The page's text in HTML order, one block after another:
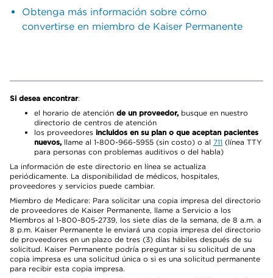
Obtenga más información sobre cómo
convertirse en miembro de Kaiser Permanente
Si desea encontrar:
el horario de atención de un proveedor, busque en nuestro
directorio de centros de atención
los proveedores incluidos en su plan o que aceptan pacientes
nuevos, llame al 1-800-966-5955 (sin costo) o al 711 (línea TTY
para personas con problemas auditivos o del habla)
La información de este directorio en línea se actualiza
periódicamente. La disponibilidad de médicos, hospitales,
proveedores y servicios puede cambiar.
Miembro de Medicare: Para solicitar una copia impresa del directorio
de proveedores de Kaiser Permanente, llame a Servicio a los
Miembros al 1-800-805-2739, los siete días de la semana, de 8 a.m. a
8 p.m. Kaiser Permanente le enviará una copia impresa del directorio
de proveedores en un plazo de tres (3) días hábiles después de su
solicitud. Kaiser Permanente podría preguntar si su solicitud de una
copia impresa es una solicitud única o si es una solicitud permanente
para recibir esta copia impresa.